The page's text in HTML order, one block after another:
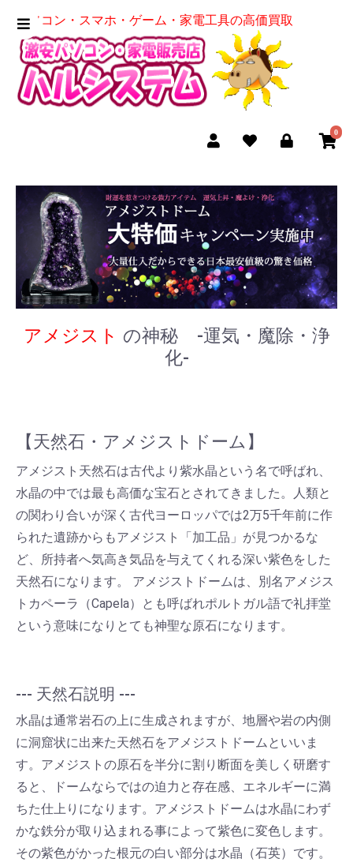
パソコン・スマホ・ゲーム・家電工具の高価買取
0
アメジスト の神秘 -運気・魔除・浄
化-
【天然石・アメジストドーム】
アメジスト天然石は古代より紫水晶という名で呼ばれ、
水晶の中では最も高価な宝石とされてきました。人類と
の関わり合いが深く古代ヨーロッパでは2万5千年前に作
られた遺跡からもアメジスト「加工品」が見つかるな
ど、所持者へ気高き気品を与えてくれる深い紫色をした
天然石になります。 アメジストドームは、別名アメジス
トカペーラ（Capela）とも呼ばれポルトガル語で礼拝堂
という意味になりとても神聖な原石になります。
--- 天然石説明 ---
水晶は通常岩石の上に生成されますが、地層や岩の内側
に洞窟状に出来た天然石をアメジストドームといいま
す。アメジストの原石を半分に割り断面を美しく研磨す
ると、ドームならではの迫力と存在感、エネルギーに満
ちた仕上りになります。アメジストドームは水晶にわず
かな鉄分が取り込まれる事によって紫色に変色します。
その紫色がかった根元の白い部分は水晶（石英）です。